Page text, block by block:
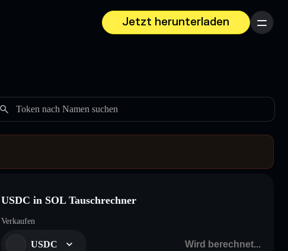
Jetzt herunterladen
Menü
Token nach Namen suchen
USDC in SOL Tauschrechner
Verkaufen
USDC